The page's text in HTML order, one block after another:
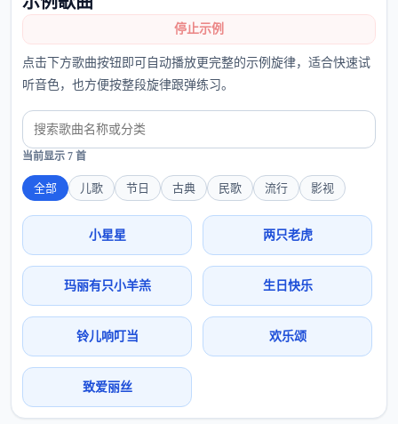
停止示例
点击下方歌曲按钮即可自动播放更完整的示例旋律，适合快速试
听音色，也方便按整段旋律跟弹练习。
当前显示 7 首
全部 儿歌 节日 古典 民歌 流行 影视
小星星 两只老虎
玛丽有只小羊羔 生日快乐
铃儿响叮当 欢乐颂
致爱丽丝